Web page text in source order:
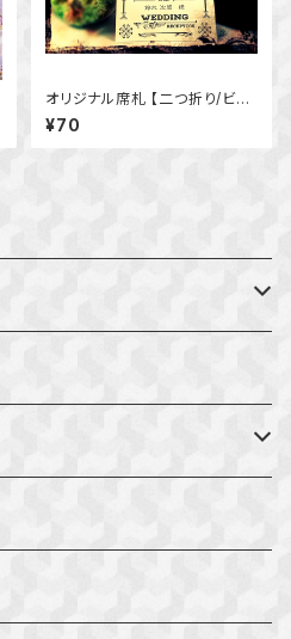
オリジナル席札 【二つ折り/ビン
テージ】★送料無料★ウェディン
グ 結婚式 レトロ アンティーク
¥70